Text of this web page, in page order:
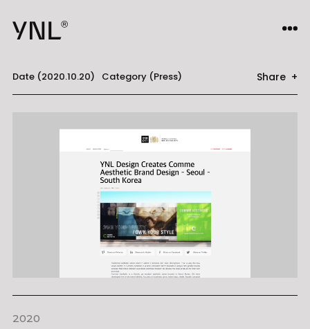
Date (2020.10.20) Category (Press) Share +
2020